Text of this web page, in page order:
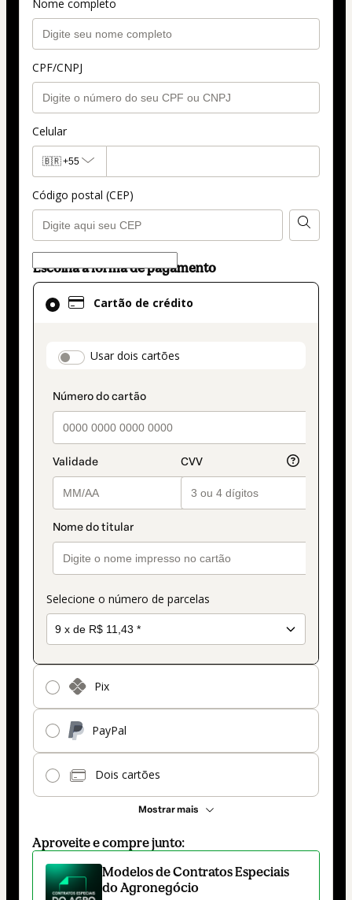
Nome completo
CPF/CNPJ
Celular
🇧🇷+55
Código postal (CEP)
Escolha a forma de pagamento
Cartão de crédito
payment_data.section_title_v2
Usar dois cartões
Selecione o número de parcelas
Pix
PayPal
Dois cartões
Mostrar mais
Cartão
de
como
pagamento
Aproveite e compre junto:
Modelos de Contratos Especiais
do Agronegócio